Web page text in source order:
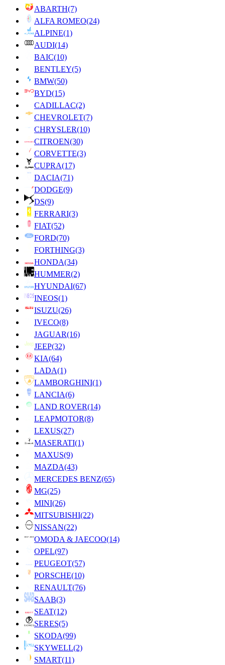
ABARTH(7)
ALFA ROMEO(24)
ALPINE(1)
AUDI(14)
BAIC(10)
BENTLEY(5)
BMW(50)
BYD(15)
CADILLAC(2)
CHEVROLET(7)
CHRYSLER(10)
CITROEN(30)
CORVETTE(3)
CUPRA(17)
DACIA(71)
DODGE(9)
DS(9)
FERRARI(3)
FIAT(52)
FORD(70)
FORTHING(3)
HONDA(34)
HUMMER(2)
HYUNDAI(67)
INEOS(1)
ISUZU(26)
IVECO(8)
JAGUAR(16)
JEEP(32)
KIA(64)
LADA(1)
LAMBORGHINI(1)
LANCIA(6)
LAND ROVER(14)
LEAPMOTOR(8)
LEXUS(27)
MASERATI(1)
MAXUS(9)
MAZDA(43)
MERCEDES BENZ(65)
MG(25)
MINI(26)
MITSUBISHI(22)
NISSAN(22)
OMODA & JAECOO(14)
OPEL(97)
PEUGEOT(57)
PORSCHE(10)
RENAULT(76)
SAAB(3)
SEAT(12)
SERES(5)
SKODA(99)
SKYWELL(2)
SMART(11)